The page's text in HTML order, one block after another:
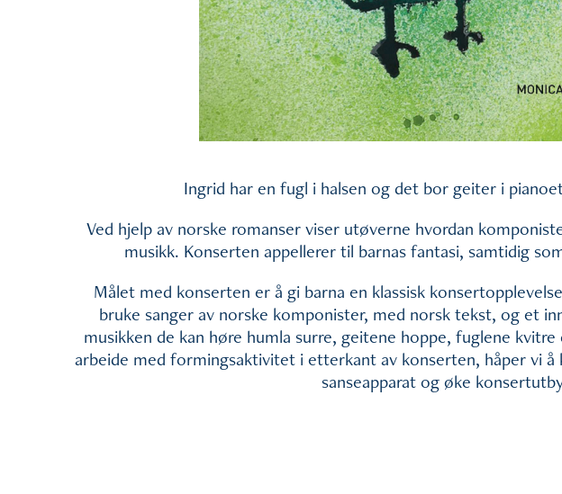
Ingrid har en fugl i halsen og det bor geiter i
Ved hjelp av norske romanser viser utøverne hvordan
musikk. Konserten appellerer til barnas fantasi, samtidig
Målet med konserten er å gi barna en klassisk
bruke sanger av norske komponister, med norsk tekst, og et
musikken de kan høre humla surre, geitene hoppe, fuglene
arbeide med formingsaktivitet i etterkant av konserten, håper vi
sanseapparat og øke